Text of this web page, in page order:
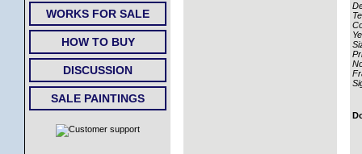
WORKS FOR SALE
HOW TO BUY
DISCUSSION
SALE PAINTINGS